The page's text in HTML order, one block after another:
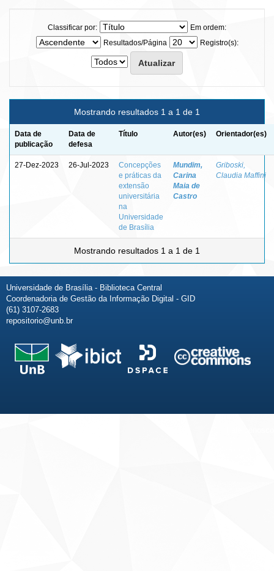
Classificar por:
Em ordem:
Resultados/Página
Registro(s):
Mostrando resultados 1 a 1 de 1
Data de
publicação
Data de
defesa
Título Autor(es) Orientador(es)
27-Dez-2023 26-Jul-2023
Concepções
e práticas da
extensão
universitária
na
Universidade
de Brasília
Mundim,
Carina
Maia de
Castro
Griboski,
Claudia Maffini
Mostrando resultados 1 a 1 de 1
Universidade de Brasília - Biblioteca Central
Coordenadoria de Gestão da Informação Digital - GID
(61) 3107-2683
repositorio@unb.br